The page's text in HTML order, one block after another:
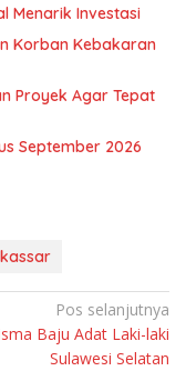
Menarik Investasi
Korban Kebakaran
Proyek Agar Tepat
September 2026
Pos selanjutnya
Baju Adat Laki-laki
Sulawesi Selatan